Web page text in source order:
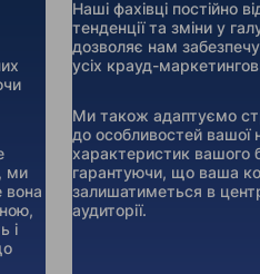
ми
вона
і
Наші фахівці постійно
тенденції та зміни у
дозволяє нам
усіх крауд-
Ми також адаптуємо
до особливостей вашої
характеристик вашого
гарантуючи, що ваша
залишатиметься в
аудиторії.